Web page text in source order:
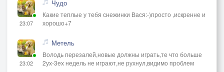
23:07
Чудо
Какие теплые у тебя снежинки Вася:-)просто ,искренне и
хорошо+7
23:02
Метель
Володь перезалей,новые должны играть,те что больше
2ух-3ех недель не играют,не рухнул,видимо проблем